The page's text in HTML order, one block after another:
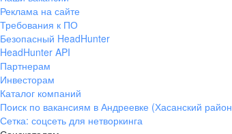
Реклама на сайте
Требования к ПО
Безопасный HeadHunter
HeadHunter API
Партнерам
Инвесторам
Каталог компаний
Поиск по вакансиям в Андреевке (Хасанский
Сетка: соцсеть для нетворкинга